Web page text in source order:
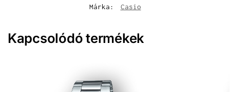
Márka:
Casio
Kapcsolódó termékek